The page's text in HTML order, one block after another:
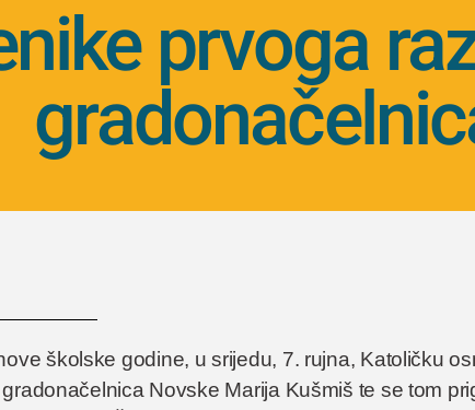
prvoga
školske godine, u srijedu, 7. rujna, Katoličku
Novske Marija Kušmiš te se tom